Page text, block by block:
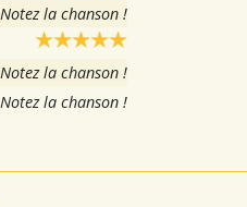
Notez la chanson !
Notez la chanson !
Notez la chanson !